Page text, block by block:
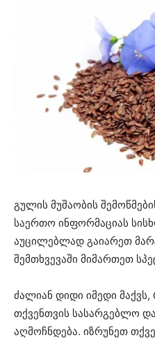
გულის მუშაობის
საერთო ინფორმაციას
აუცილებლად გაიარეთ
შემთხვევაში მიმართეთ
ძალიან დიდი იმედი
თქვენთვის სასარგებლო
აღმოჩნდება. იზრუნეთ